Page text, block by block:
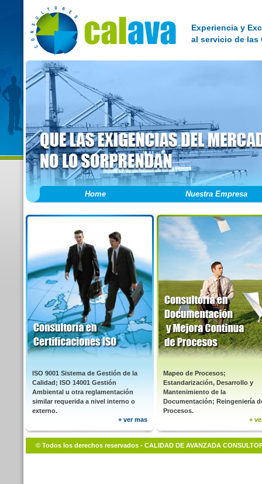
Experiencia y
al servicio de las
Home Nuestra Empresa
ISO 9001 Sistema de Gestión de la
Calidad; ISO 14001 Gestión
Ambiental u otra reglamentación
similar requerida a nivel interno o
externo.
+ ver mas
Mapeo de Procesos;
Estandarización, Desarrollo y
Mantenimiento de la
Documentación; Reingeniería
Procesos.
+
© Todos los derechos reservados - CALIDAD DE AVANZADA